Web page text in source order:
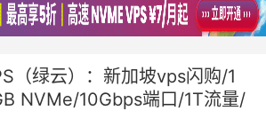
（绿云）：新加坡vps闪购/1
NVMe/10Gbps端口/1T流量/